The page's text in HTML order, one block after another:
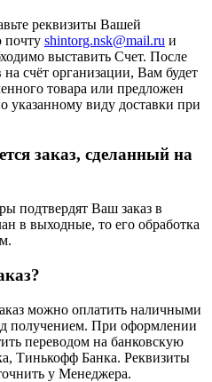
реквизиты Вашей
почту shintorg.nsk@mail.ru и
выставить Счет. После
счёт организации, Вам будет
товара или предложен
указанному виду доставки при
заказ, сделанный на
подтвердят Ваш заказ в
в выходные, то его обработка
можно оплатить наличными
получением. При оформлении
переводом на банковскую
Тинькофф Банка. Реквизиты
у Менеджера.